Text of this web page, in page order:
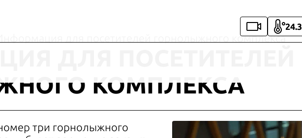
24.3
Информация для посетителей горнолыжного комплекса
ДЛЯ ПОСЕТИТЕЛЕЙ
КОМПЛЕКСА
три горнолыжного